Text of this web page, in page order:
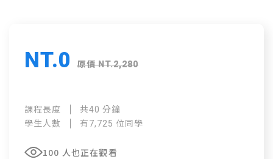
NT.0 原價 NT.2,280
課程長度
共40 分鐘
學生人數
有7,725 位同學
100 人也正在觀看